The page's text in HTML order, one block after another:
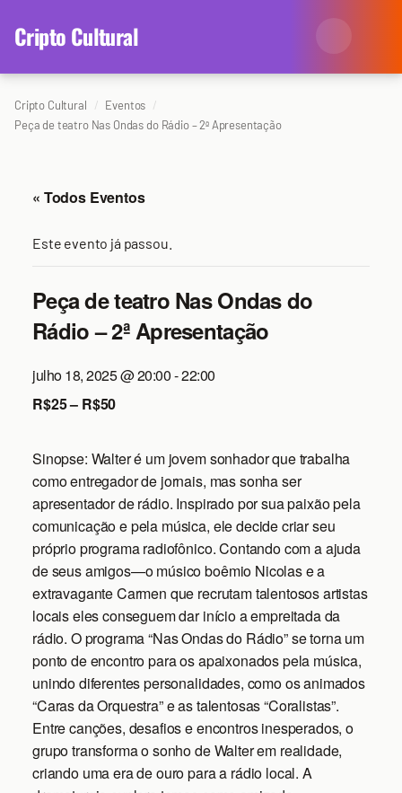
content
Cripto Cultural
Categorias
Arte
Cinema
Música
Colunistas
Redes Antissociais
Sobre Nós
Arquivo
Cripto Cultural
Eventos
Peça de teatro Nas Ondas do Rádio – 2ª Apresentação
« Todos Eventos
Este evento já passou.
Peça de teatro Nas Ondas do
Rádio – 2ª Apresentação
julho 18, 2025 @ 20:00-22:00
R$25 – R$50
Sinopse: Walter é um jovem sonhador que trabalha
como entregador de jornais, mas sonha ser
apresentador de rádio. Inspirado por sua paixão pela
comunicação e pela música, ele decide criar seu
próprio programa radiofônico. Contando com a ajuda
de seus amigos—o músico boêmio Nicolas e a
extravagante Carmen que recrutam talentosos artistas
locais eles conseguem dar início a empreitada da
rádio. O programa “Nas Ondas do Rádio” se torna um
ponto de encontro para os apaixonados pela música,
unindo diferentes personalidades, como os animados
“Caras da Orquestra” e as talentosas “Coralistas”.
Entre canções, desafios e encontros inesperados, o
grupo transforma o sonho de Walter em realidade,
criando uma era de ouro para a rádio local. A